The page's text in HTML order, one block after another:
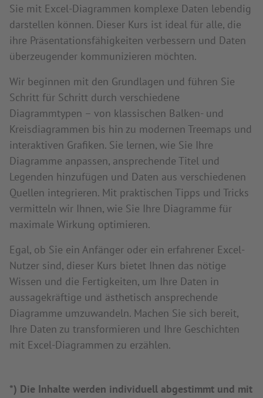
Sie mit Excel-Diagrammen komplexe Daten lebendig
darstellen können. Dieser Kurs ist ideal für alle, die
ihre Präsentationsfähigkeiten verbessern und Daten
überzeugender kommunizieren möchten.
Wir beginnen mit den Grundlagen und führen Sie
Schritt für Schritt durch verschiedene
Diagrammtypen – von klassischen Balken- und
Kreisdiagrammen bis hin zu modernen Treemaps und
interaktiven Grafiken. Sie lernen, wie Sie Ihre
Diagramme anpassen, ansprechende Titel und
Legenden hinzufügen und Daten aus verschiedenen
Quellen integrieren. Mit praktischen Tipps und Tricks
vermitteln wir Ihnen, wie Sie Ihre Diagramme für
maximale Wirkung optimieren.
Egal, ob Sie ein Anfänger oder ein erfahrener Excel-
Nutzer sind, dieser Kurs bietet Ihnen das nötige
Wissen und die Fertigkeiten, um Ihre Daten in
aussagekräftige und ästhetisch ansprechende
Diagramme umzuwandeln. Machen Sie sich bereit,
Ihre Daten zu transformieren und Ihre Geschichten
mit Excel-Diagrammen zu erzählen.
*) Die Inhalte werden individuell abgestimmt und mit